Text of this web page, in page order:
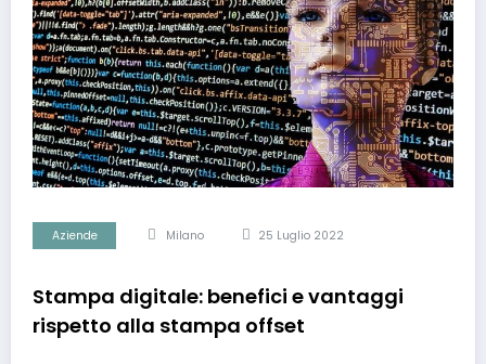
Aziende Milano 25 Luglio 2022
Stampa digitale: benefici e vantaggi
rispetto alla stampa offset